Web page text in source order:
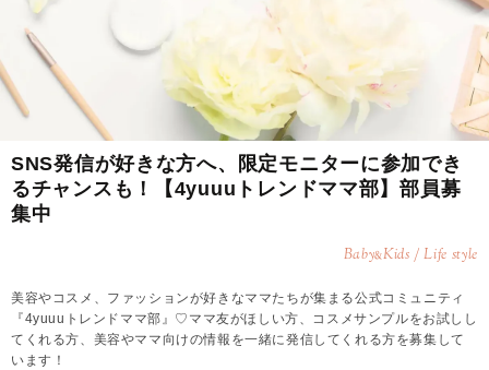
SNS発信が好きな方へ、限定モニターに参加でき
るチャンスも！【4yuuuトレンドママ部】部員募
集中
Baby&Kids / Life style
美容やコスメ、ファッションが好きなママたちが集まる公式コミュニティ
『4yuuuトレンドママ部』♡ママ友がほしい方、コスメサンプルをお試しし
てくれる方、美容やママ向けの情報を一緒に発信してくれる方を募集して
います！